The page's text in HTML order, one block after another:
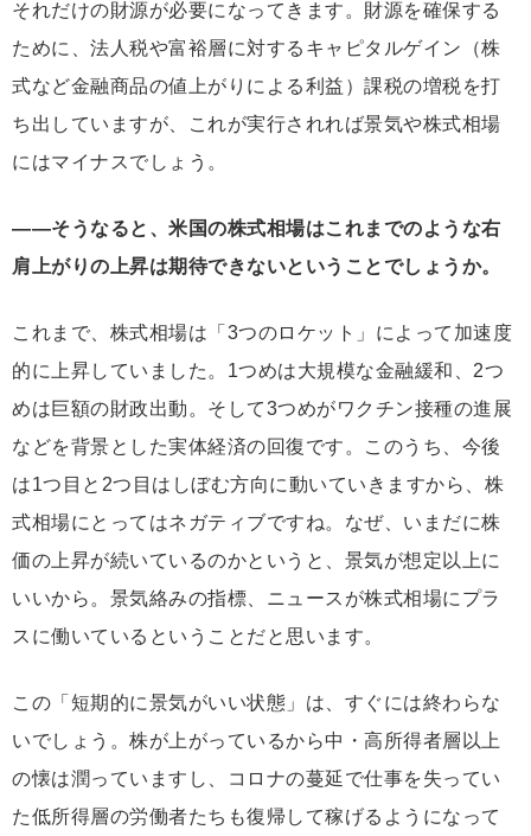
それだけの財源が必要になってきます。財源を確保する
ために、法人税や富裕層に対するキャピタルゲイン（株
式など金融商品の値上がりによる利益）課税の増税を打
ち出していますが、これが実行されれば景気や株式相場
にはマイナスでしょう。
――そうなると、米国の株式相場はこれまでのような右
肩上がりの上昇は期待できないということでしょうか。
これまで、株式相場は「3つのロケット」によって加速度
的に上昇していました。1つめは大規模な金融緩和、2つ
めは巨額の財政出動。そして3つめがワクチン接種の進展
などを背景とした実体経済の回復です。このうち、今後
は1つ目と2つ目はしぼむ方向に動いていきますから、株
式相場にとってはネガティブですね。なぜ、いまだに株
価の上昇が続いているのかというと、景気が想定以上に
いいから。景気絡みの指標、ニュースが株式相場にプラ
スに働いているということだと思います。
この「短期的に景気がいい状態」は、すぐには終わらな
いでしょう。株が上がっているから中・高所得者層以上
の懐は潤っていますし、コロナの蔓延で仕事を失ってい
た低所得層の労働者たちも復帰して稼げるようになって